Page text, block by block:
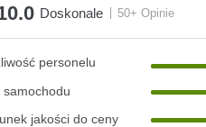
Doskonale 50+ Opinie
personelu
samochodu
jakości do ceny